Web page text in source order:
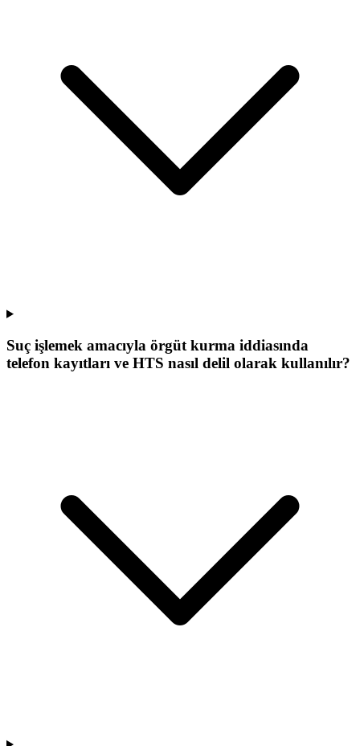
Suç işlemek amacıyla örgüt kurma iddiasında
telefon kayıtları ve HTS nasıl delil olarak kullanılır?